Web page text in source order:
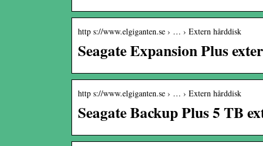
http s://www.elgiganten.se › … › Extern hårddisk
Seagate Expansion Plus
http s://www.elgiganten.se › … › Extern hårddisk
Seagate Backup Plus 5 TB